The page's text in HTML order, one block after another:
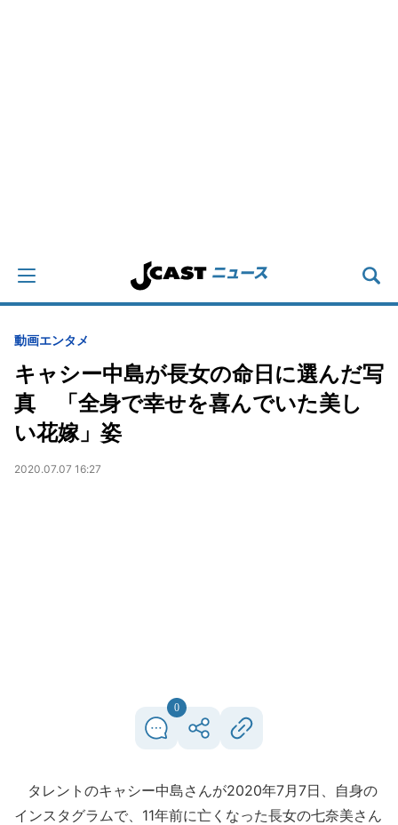
動画エンタメ
キャシー中島が長女の命日に選んだ写
真 「全身で幸せを喜んでいた美し
い花嫁」姿
2020.07.07 16:27
0
タレントのキャシー中島さんが2020年7月7日、自身の
インスタグラムで、11年前に亡くなった長女の七奈美さん